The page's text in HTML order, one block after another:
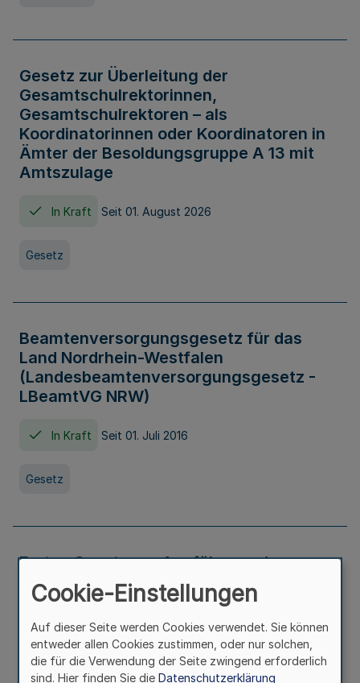
Gesetz zur Überleitung der
Gesamtschulrektorinnen,
Gesamtschulrektoren – als
Koordinatorinnen oder Koordinatoren in
Ämter der Besoldungsgruppe A 13 mit
Amtszulage
In Kraft Seit 01. August 2026
Gesetz
Beamtenversorgungsgesetz für das
Land Nordrhein-Westfalen
(Landesbeamtenversorgungsgesetz -
LBeamtVG NRW)
In Kraft Seit 01. Juli 2016
Gesetz
Erstes Gesetz zur Ausführung des
Kinder- und Jugendhilfegesetzes - AG -
KJHG -
In Kraft Seit 01. Januar 1991
Cookie-Einstellungen
Auf dieser Seite werden Cookies verwendet. Sie können
entweder allen Cookies zustimmen, oder nur solchen,
die für die Verwendung der Seite zwingend erforderlich
sind. Hier finden Sie die Datenschutzerklärung